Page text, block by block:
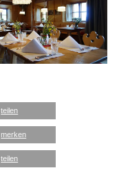
teilen
merken
teilen